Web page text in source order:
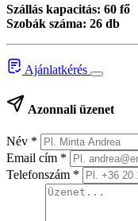
Szállás kapacitás: 60 fő
Szobák száma: 26 db
Ajánlatkérés
Azonnali üzenet
Név *
Email cím *
Telefonszám *